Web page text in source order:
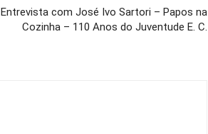
Entrevista com José Ivo Sartori – Papos na
Cozinha – 110 Anos do Juventude E. C.